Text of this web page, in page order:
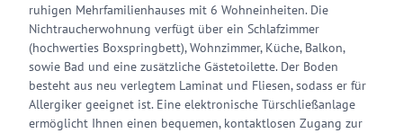
ruhigen Mehrfamilienhauses mit 6 Wohneinheiten. Die
Nichtraucherwohnung verfügt über ein Schlafzimmer
(hochwerties Boxspringbett), Wohnzimmer, Küche, Balkon,
sowie Bad und eine zusätzliche Gästetoilette. Der Boden
besteht aus neu verlegtem Laminat und Fliesen, sodass er für
Allergiker geeignet ist. Eine elektronische Türschließanlage
ermöglicht Ihnen einen bequemen, kontaktlosen Zugang zur